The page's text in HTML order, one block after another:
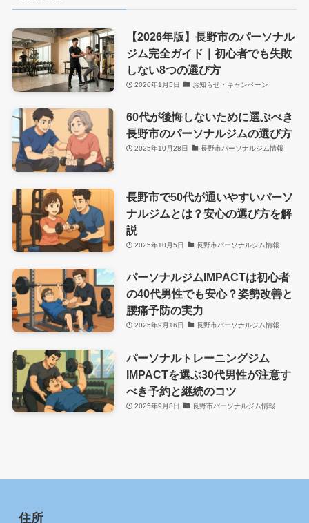
【2026年版】長野市のパーソナル
ジム完全ガイド｜初心者でも失敗
しない8つの選び方
2026年1月5日 お知らせ・キャンペーン
60代が後悔しないために選ぶべき
長野市のパーソナルジムの選び方
2025年10月28日 長野市パーソナルジム情報
長野市で50代が通いやすいパーソ
ナルジムとは？安心の選び方を解
説
2025年10月5日 長野市パーソナルジム情報
パーソナルジムIMPACTは初心者
の40代男性でも安心？姿勢改善と
腰痛予防の実力
2025年9月16日 長野市パーソナルジム情報
パーソナルトレーニングジム
IMPACTを選ぶ30代男性が注意す
べき予約と継続のコツ
2025年9月8日 長野市パーソナルジム情報
住所